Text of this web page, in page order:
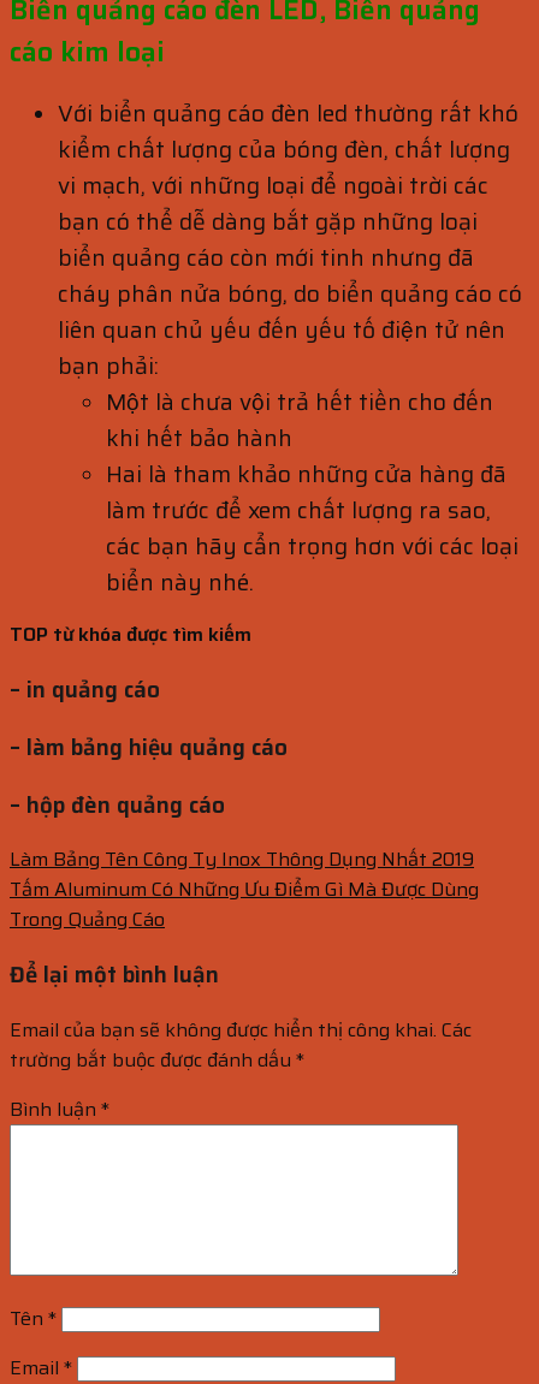
Biển quảng cáo đèn LED, Biển quảng
cáo kim loại
Với biển quảng cáo đèn led thường rất khó
kiểm chất lượng của bóng đèn, chất lượng
vi mạch, với những loại để ngoài trời các
bạn có thể dễ dàng bắt gặp những loại
biển quảng cáo còn mới tinh nhưng đã
cháy phân nửa bóng, do biển quảng cáo có
liên quan chủ yếu đến yếu tố điện tử nên
bạn phải:
Một là chưa vội trả hết tiền cho đến
khi hết bảo hành
Hai là tham khảo những cửa hàng đã
làm trước để xem chất lượng ra sao,
các bạn hãy cẩn trọng hơn với các loại
biển này nhé.
TOP từ khóa được tìm kiếm
– in quảng cáo
– làm bảng hiệu quảng cáo
– hộp đèn quảng cáo
Làm Bảng Tên Công Ty Inox Thông Dụng Nhất 2019
Tấm Aluminum Có Những Ưu Điểm Gì Mà Được Dùng
Trong Quảng Cáo
Để lại một bình luận
Email của bạn sẽ không được hiển thị công khai. Các
trường bắt buộc được đánh dấu *
Bình luận *
Tên *
Email *